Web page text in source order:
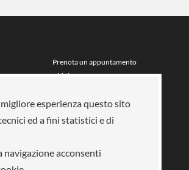
Prenota un appuntamento
Chi siamo
Lavora con noi
esperienza questo sito
ed a fini statistici e di
acconsenti